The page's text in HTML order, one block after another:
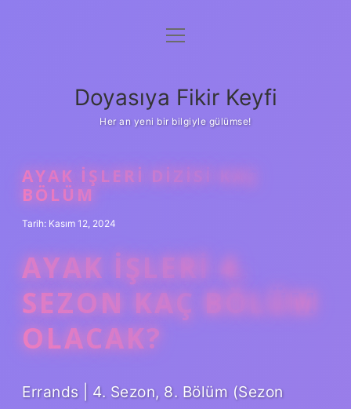
Anasayfa
Yasal Uyarı
menüyü
Doyasıya Fikir Keyfi
Her an yeni bir bilgiyle gülümse!
AYAK İŞLERI DIZISI KAÇ
BÖLÜM
Tarih: Kasım 12, 2024
AYAK İŞLERI 4.
SEZON KAÇ BÖLÜM
OLACAK?
Errands | 4. Sezon, 8. Bölüm (Sezon